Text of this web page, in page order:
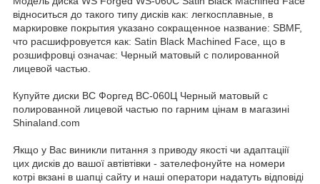
відноситься до такого типу дисків как: легкосплавные, в
маркировке покрытия указано сокращенное название: SBMF,
что расшифровуется как: Satin Black Machined Face, що в
розшифровці означає: Черный матовый с полированной
лицевой частью.
Купуйте диски ВС Форгед ВС-060Ц Черный матовый с
полированной лицевой частью по гарним цінам в магазині
Shinaland.com
Якщо у Вас виникли питання з приводу якості чи адаптаціії
цих дисків до вашої автівтівки - зателефонуйте на номери
котрі вкзані в шапці сайту и наші оператори надатуть відповіді